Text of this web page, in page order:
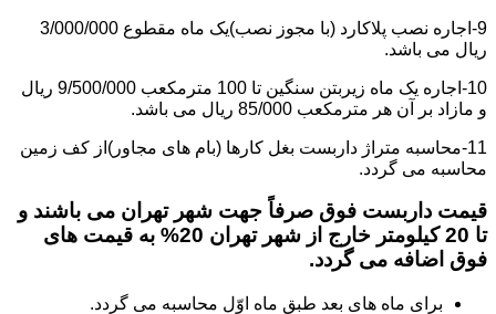
9-اجاره نصب پلاکارد (با مجوز نصب)یک ماه مقطوع 3/000/000
ریال می باشد.
10-اجاره یک ماه زیربتن سنگین تا 100 مترمکعب 9/500/000 ریال
و مازاد بر آن هر مترمکعب 85/000 ریال می باشد.
11-محاسبه متراژ داربست بغل کارها (بام های مجاور)از کف زمین
محاسبه می گردد.
قیمت داربست فوق صرفاً جهت شهر تهران می باشند و
تا 20 کیلومتر خارج از شهر تهران 20% به قیمت های
فوق اضافه می گردد.
برای ماه های بعد طبق ماه اوّل محاسبه می گردد.